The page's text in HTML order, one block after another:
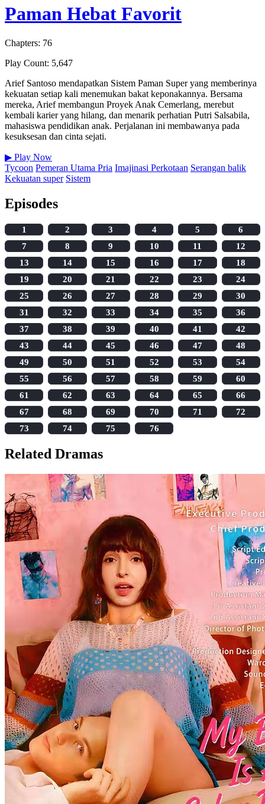
Paman Hebat Favorit
Chapters: 76
Play Count: 5,647
Arief Santoso mendapatkan Sistem Paman Super yang memberinya
kekuatan setiap kali menemukan bakat keponakannya. Bersama
mereka, Arief membangun Proyek Anak Cemerlang, merebut
kembali karier yang hilang, dan menarik perhatian Putri Salsabila,
mahasiswa pendidikan anak. Perjalanan ini membawanya pada
kesuksesan dan cinta sejati.
▶ Play Now
Tycoon Pemeran Utama Pria Imajinasi Perkotaan Serangan balik
Kekuatan super Sistem
Episodes
1 2 3 4 5
6
7
8 9 10 11
12
13
14 15 16 17
18
19
20 21 22 23
24
25
26 27 28 29
30
31
32 33 34 35
36
37
38 39 40 41
42
43
44 45 46 47
48
49
50 51 52 53
54
55
56 57 58 59
60
61
62 63 64 65
66
67
68 69 70 71
72
73
74 75 76
Related Dramas